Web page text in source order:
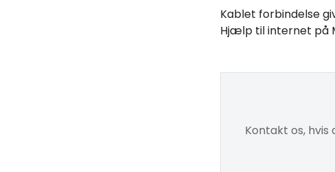
Kablet forbindelse
Hjælp til internet på
Kontakt os,